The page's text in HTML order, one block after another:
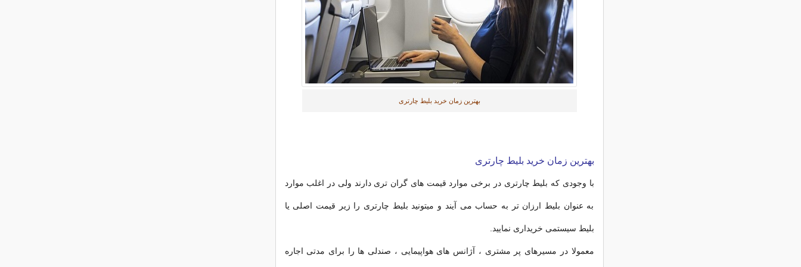
بهترین زمان خرید بلیط چارتری
بهترین زمان خرید بلیط چارتری
با وجودی که بلیط چارتری در برخی موارد قیمت های گران تری دارند ولی در اغلب موارد
به عنوان بلیط ارزان تر به حساب می آیند و میتونید بلیط چارتری را زیر قیمت اصلی یا
بلیط سیستمی خریداری نمایید.
معمولا در مسیرهای پر مشتری ، آژانس های هواپیمایی ، صندلی ها را برای مدتی اجاره